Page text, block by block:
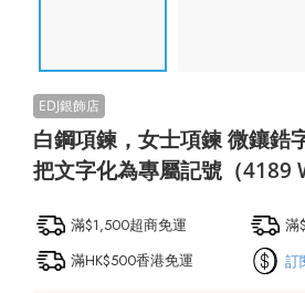
白鋼項鍊，女士項鍊 微鑲鋯
把文字化為專屬記號（4189
滿$1,500超商免運
滿
滿HK$500香港免運
訂